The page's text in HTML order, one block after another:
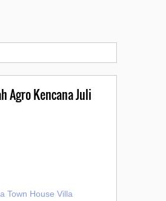
Agro Kencana Juli
Town House Villa